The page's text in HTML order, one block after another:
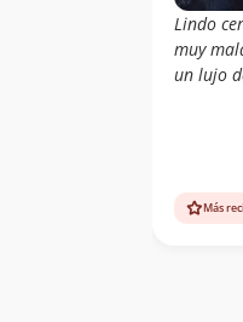
Lindo
muy
un lujo
Más